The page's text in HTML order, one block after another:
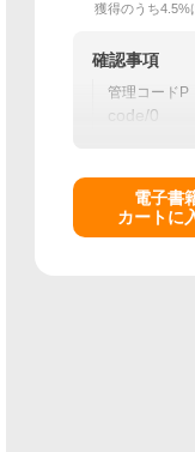
獲得のうち4.5%
確認事項
管理コードP
code/0
電子書
カートに